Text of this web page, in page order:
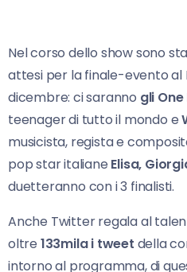
Nel corso dello show sono
attesi per la finale-evento al
dicembre: ci saranno gli
teenager di tutto il mondo e
musicista, regista e
pop star italiane Elisa,
duetteranno con i 3 finalisti.
Anche Twitter regala al
oltre 133mila i tweet della
intorno al programma, di